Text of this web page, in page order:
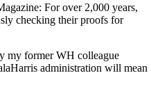
For over 2,000 years,
checking their proofs for
my former WH colleague
administration will mean